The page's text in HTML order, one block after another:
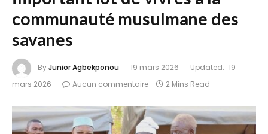
communauté musulmane des
savanes
ByJunior Agbekponou 19 mars 2026 Updated: 19
mars 2026
Aucun commentaire 2 Mins Read